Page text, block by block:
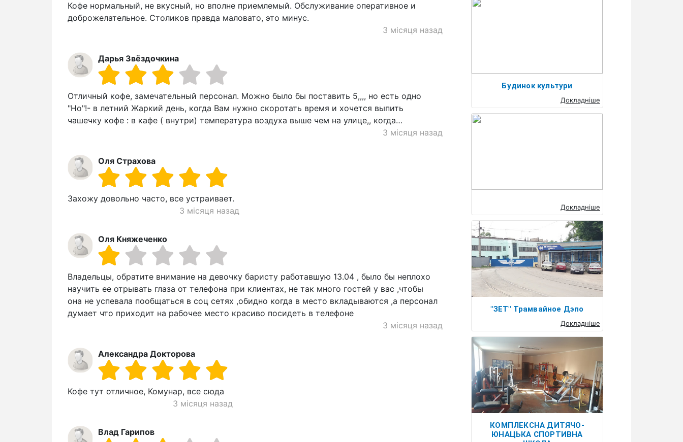
Кофе нормальный, не вкусный, но вполне приемлемый. Обслуживание оперативное и
доброжелательное. Столиков правда маловато, это минус.
3 місяця назад
Дарья Звёздочкина
Отличный кофе, замечательный персонал. Можно было бы поставить 5,,,, но есть одно
"Но"!- в летний Жаркий день, когда Вам нужно скоротать время и хочется выпить
чашечку кофе : в кафе ( внутри) температура воздуха выше чем на улице,, когда…
3 місяця назад
Оля Страхова
Захожу довольно часто, все устраивает.
3 місяця назад
Оля Княжеченко
Владельцы, обратите внимание на девочку баристу работавшую 13.04 , было бы неплохо
научить ее отрывать глаза от телефона при клиентах, не так много гостей у вас ,чтобы
она не успевала пообщаться в соц сетях ,обидно когда в место вкладываются ,а персонал
думает что приходит на рабочее место красиво посидеть в телефоне
3 місяця назад
Александра Докторова
Кофе тут отличное, Комунар, все сюда
3 місяця назад
Влад Гарипов
Будинок культури
Докладніше
Докладніше
"ЗЕТ" Трамвайное Дэпо
Докладніше
КОМПЛЕКСНА ДИТЯЧО-
ЮНАЦЬКА СПОРТИВНА